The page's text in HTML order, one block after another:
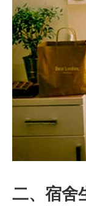
二、宿舍